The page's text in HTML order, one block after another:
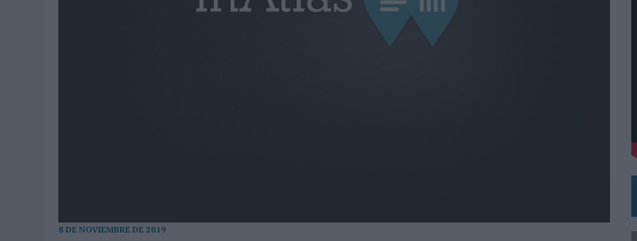
BEON WORLDWIDE LANZA RAÍZ URBANA PARA TRANSFORMAR EL PATRIMONIO HISTÓRICO EN ACTIVOS CULTURALES Y ECONÓMICOS
FABRA COMUNICACIÓN INCORPORA A CASONÁ Y ASUME LA GESTIÓN DE SUS RELACIONES CON LOS MEDIOS
8 DE NOVIEMBRE DE 2019